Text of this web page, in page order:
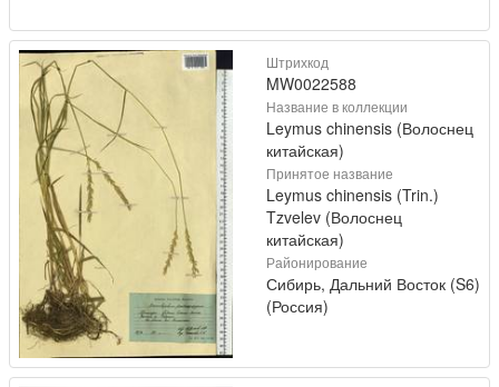
Штрихкод
MW0022588
Название в коллекции
Leymus chinensis (Волоснец
китайская)
Принятое название
Leymus chinensis (Trin.)
Tzvelev (Волоснец
китайская)
Районирование
Сибирь, Дальний Восток (S6)
(Россия)